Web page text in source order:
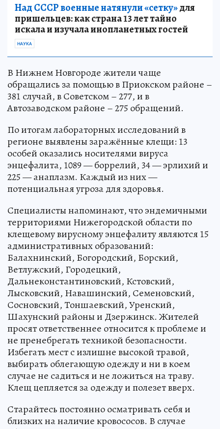
Над СССР военные натянули «сетку»для
пришельцев: как страна 13 лет тайно
искала и изучала инопланетных гостей
НАУКА
В Нижнем Новгороде жители чаще
обращались за помощью в Приокском районе –
381 случай, в Советском – 277, и в
Автозаводском районе – 275 обращений.
По итогам лабораторных исследований в
регионе выявлены заражённые клещи: 13
особей оказались носителями вируса
энцефалита, 1089 — боррелий, 34 — эрлихий и
225 — анаплазм. Каждый из них —
потенциальная угроза для здоровья.
Специалисты напоминают, что эндемичными
территориями Нижегородской области по
клещевому вирусному энцефалиту являются 15
административных образований:
Балахнинский, Богородский, Борский,
Ветлужский, Городецкий,
Дальнеконстантиновский, Кстовский,
Лысковский, Навашинский, Семеновский,
Сосновский, Тоншаевский, Уренский,
Шахунский районы и Дзержинск. Жителей
просят ответственнее относится к проблеме и
не пренебрегать техникой безопасности.
Избегать мест с излишне высокой травой,
выбирать облегающую одежду и ни в коем
случае не садиться и не ложиться на траву.
Клещ цепляется за одежду и полезет вверх.
Старайтесь постоянно осматривать себя и
близких на наличие кровососов. В случае